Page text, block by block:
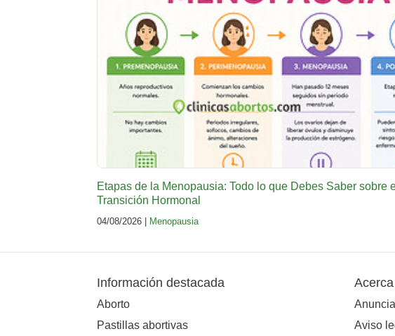
Etapas de la Menopausia: Todo lo que Debes Saber sobre
Transición Hormonal
04/08/2026 | Menopausia
Información destacada
Aborto
Pastillas abortivas
Aviso